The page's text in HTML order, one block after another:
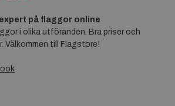
på flaggor online
i olika utföranden. Bra priser och
Välkommen till Flagstore!